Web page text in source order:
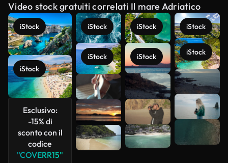
Video stock gratuiti correlati Il mare Adriatico
iStock
iStock
Esclusivo:
-15% di
sconto con il
codice
"COVERR15"
iStock
iStock
iStock
iStock
iStock
iStock
Scopri di
più